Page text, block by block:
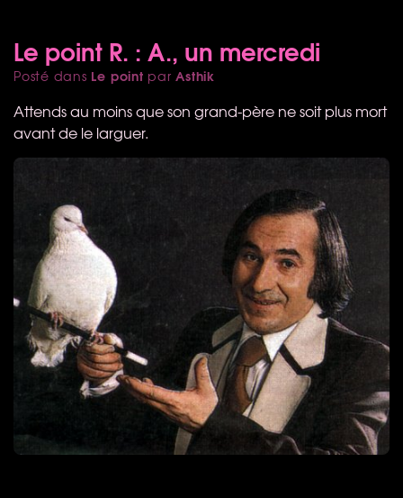
Le point R. : A., un mercredi
Posté dans Le point parAsthik
Attends au moins que son grand-père ne soit plus mort
avant de le larguer.